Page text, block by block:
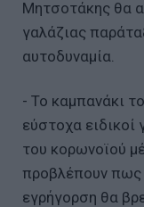
Μητσοτάκης θα
γαλάζιας
αυτοδυναμία.
- Το καμπανάκι
εύστοχα ειδικοί
του κορωνοϊού
προβλέπουν πως
εγρήγορση θα